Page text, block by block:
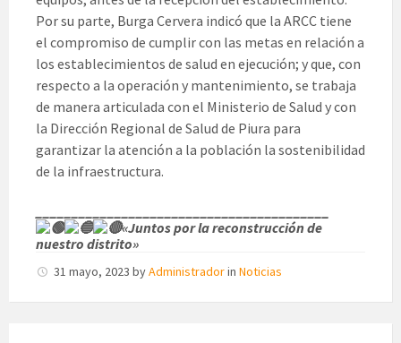
Por su parte, Burga Cervera indicó que la ARCC tiene
el compromiso de cumplir con las metas en relación a
los establecimientos de salud en ejecución; y que, con
respecto a la operación y mantenimiento, se trabaja
de manera articulada con el Ministerio de Salud y con
la Dirección Regional de Salud de Piura para
garantizar la atención a la población la sostenibilidad
de la infraestructura.
«Juntos por la reconstrucción de
nuestro distrito»
31 mayo, 2023 byAdministradorin Noticias